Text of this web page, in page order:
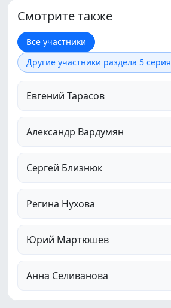
Смотрите также
Все участники
Другие участники раздела 5 серия
Евгений Тарасов
Александр Вардумян
Сергей Близнюк
Регина Нухова
Юрий Мартюшев
Анна Селиванова